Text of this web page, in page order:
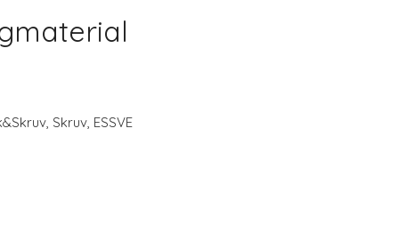
, Skruv, ESSVE